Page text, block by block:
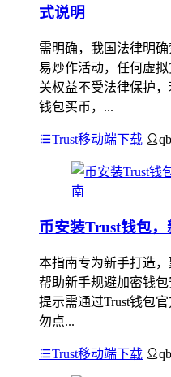
式说明
需明确，我国法律明
易炒作活动，任何虚
关权益不受法律保护
钱包买币，...
Trust移动端下载
币安装Trust钱包
本指南专为新手打造，
帮助新手规避加密钱
提示需通过Trust钱包
勿点...
Trust移动端下载